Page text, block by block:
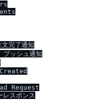
完了通知
ッシュ通知
Request
スポンス